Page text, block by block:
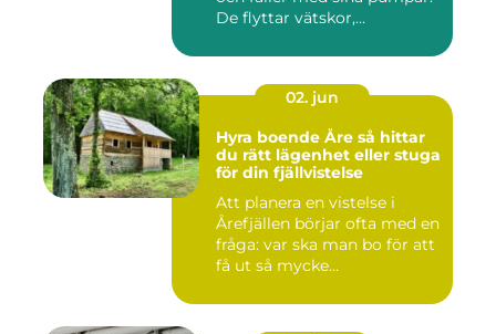
De flyttar vätskor,...
02. jun
Hyra boende Åre så hittar
du rätt lägenhet eller stuga
för din fjällvistelse
Att planera en vistelse i
Årefjällen börjar ofta med en
fråga: var ska man bo för att
få ut så mycke...